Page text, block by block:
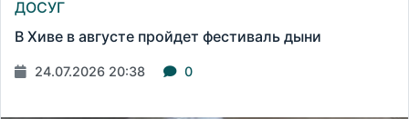
ДОСУГ
В Хиве в августе пройдет фестиваль дыни
24.07.2026 20:38 0